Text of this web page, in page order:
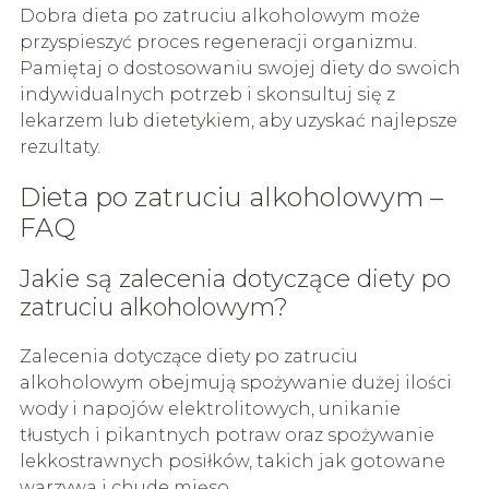
Dobra dieta po zatruciu alkoholowym może
przyspieszyć proces regeneracji organizmu.
Pamiętaj o dostosowaniu swojej diety do swoich
indywidualnych potrzeb i skonsultuj się z
lekarzem lub dietetykiem, aby uzyskać najlepsze
rezultaty.
Dieta po zatruciu alkoholowym –
FAQ
Jakie są zalecenia dotyczące diety po
zatruciu alkoholowym?
Zalecenia dotyczące diety po zatruciu
alkoholowym obejmują spożywanie dużej ilości
wody i napojów elektrolitowych, unikanie
tłustych i pikantnych potraw oraz spożywanie
lekkostrawnych posiłków, takich jak gotowane